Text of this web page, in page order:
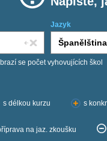
Jazyk
se počet vyhovujících škol
s délkou kurzu s
na jaz. zkoušku